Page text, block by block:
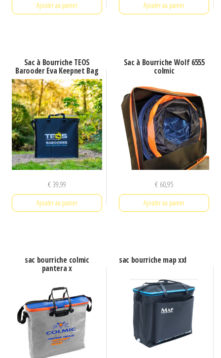
Ajouter au panier Ajouter au panier
Sac à Bourriche TEOS
Barooder Eva Keepnet Bag
€39,99
Ajouter au panier
Sac à Bourriche Wolf 6555
colmic
€ 60,95
Ajouter au panier
sac bourriche colmic
pantera x
sac bourriche map xxl